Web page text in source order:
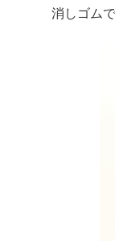
消しゴム